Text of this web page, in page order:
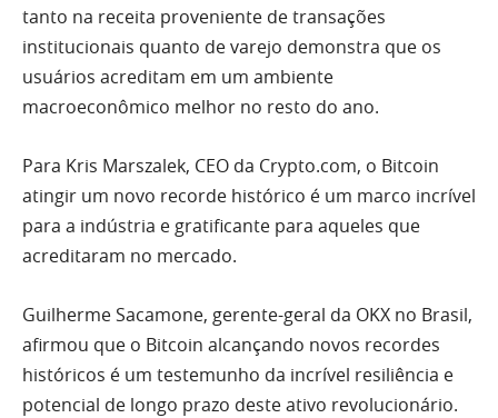
tanto na receita proveniente de transações
institucionais quanto de varejo demonstra que os
usuários acreditam em um ambiente
macroeconômico melhor no resto do ano.
Para Kris Marszalek, CEO da Crypto.com, o Bitcoin
atingir um novo recorde histórico é um marco incrível
para a indústria e gratificante para aqueles que
acreditaram no mercado.
Guilherme Sacamone, gerente-geral da OKX no Brasil,
afirmou que o Bitcoin alcançando novos recordes
históricos é um testemunho da incrível resiliência e
potencial de longo prazo deste ativo revolucionário.